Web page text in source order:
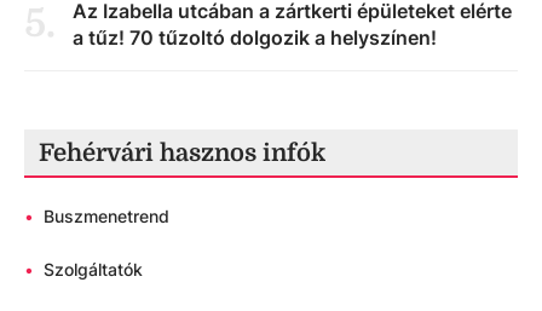
5.
Az Izabella utcában a zártkerti épületeket elérte
a tűz! 70 tűzoltó dolgozik a helyszínen!
Fehérvári hasznos infók
• Buszmenetrend
• Szolgáltatók